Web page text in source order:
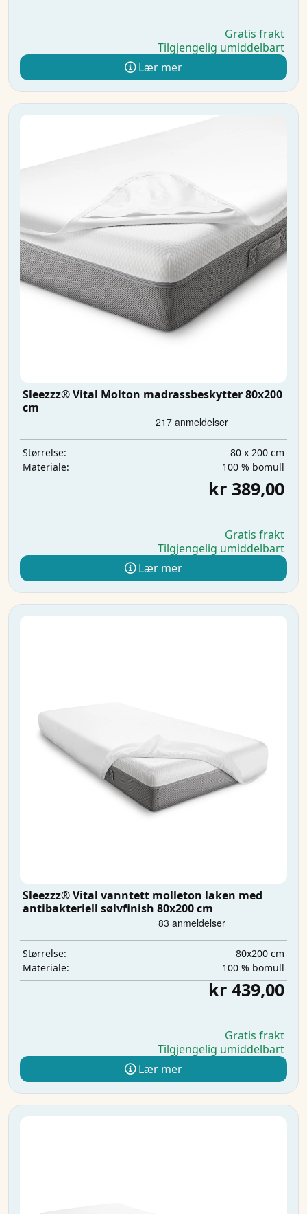
Gratis frakt
Tilgjengelig umiddelbart
Lær mer
Sleezzz® Vital Molton madrassbeskytter 80x200
cm
Størrelse:
80 x 200 cm
Materiale:
100 % bomull
kr 389,00
Gratis frakt
Tilgjengelig umiddelbart
Lær mer
Sleezzz® Vital vanntett molleton laken med
antibakteriell sølvfinish 80x200 cm
Størrelse:
80x200 cm
Materiale:
100 % bomull
kr 439,00
Gratis frakt
Tilgjengelig umiddelbart
Lær mer